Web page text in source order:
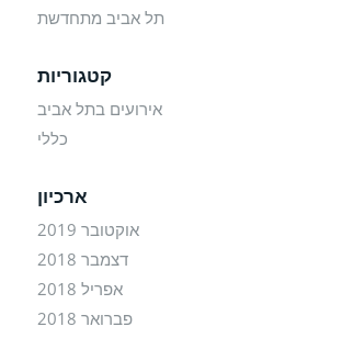
תל אביב מתחדשת
קטגוריות
אירועים בתל אביב
כללי
ארכיון
אוקטובר 2019
דצמבר 2018
אפריל 2018
פברואר 2018